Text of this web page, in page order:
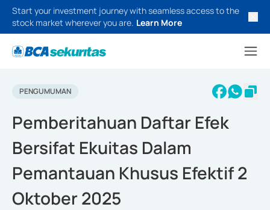
Start your investment journey with seamless access to the
stock market wherever you are. Learn More
PENGUMUMAN
Pemberitahuan Daftar Efek
Bersifat Ekuitas Dalam
Pemantauan Khusus Efektif 2
Oktober 2025